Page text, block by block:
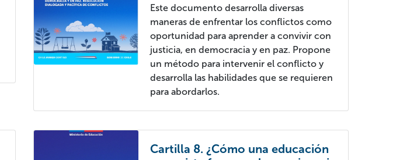
Este documento desarrolla diversas
maneras de enfrentar los conflictos como
oportunidad para aprender a convivir con
justicia, en democracia y en paz. Propone
un método para intervenir el conflicto y
desarrolla las habilidades que se requieren
para abordarlos.
Cartilla 8. ¿Cómo una educación